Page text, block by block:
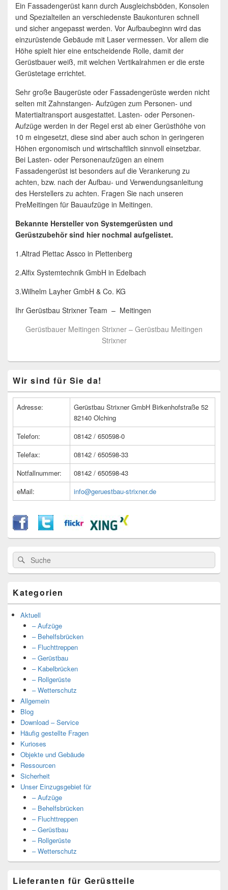
Ein Fassadengerüst kann durch Ausgleichsböden, Konsolen
und Spezialteilen an verschiedenste Baukonturen schnell
und sicher angepasst werden. Vor Aufbaubeginn wird das
einzurüstende Gebäude mit Laser vermessen. Vor allem die
Höhe spielt hier eine entscheidende Rolle, damit der
Gerüstbauer weiß, mit welchen Vertikalrahmen er die erste
Gerüstetage errichtet.
Sehr große Baugerüste oder Fassadengerüste werden nicht
selten mit Zahnstangen- Aufzügen zum Personen- und
Matertialtransport ausgestattet. Lasten- oder Personen-
Aufzüge werden in der Regel erst ab einer Gerüsthöhe von
10 m eingesetzt, diese sind aber auch schon in geringeren
Höhen ergonomisch und wirtschaftlich sinnvoll einsetzbar.
Bei Lasten- oder Personenaufzügen an einem
Fassadengerüst ist besonders auf die Verankerung zu
achten, bzw. nach der Aufbau- und Verwendungsanleitung
des Herstellers zu achten. Fragen Sie nach unseren
PreMeitingen für Bauaufzüge in Meitingen.
Bekannte Hersteller von Systemgerüsten und
Gerüstzubehör sind hier nochmal aufgelistet.
1.Altrad Plettac Assco in Plettenberg
2.Alfix Systemtechnik GmbH in Edelbach
3.Wilhelm Layher GmbH & Co. KG
Ihr Gerüstbau Strixner Team – Meitingen
Gerüstbauer Meitingen Strixner – Gerüstbau Meitingen
Strixner
Seitenleisten
Widget-
Wir sind für Sie da!
Adresse:
Gerüstbau Strixner GmbH Birkenhofstraße 52
82140 Olching
Telefon:
08142 / 650598-0
Telefax:
08142 / 650598-33
Notfallnummer:
08142 / 650598-43
eMail:
info@geruestbau-strixner.de
Suche
nach:
Suche
Kategorien
Aktuell
– Aufzüge
– Behelfsbrücken
– Fluchttreppen
– Gerüstbau
– Kabelbrücken
– Rollgerüste
– Wetterschutz
Allgemein
Blog
Download – Service
Häufig gestellte Fragen
Kurioses
Objekte und Gebäude
Ressourcen
Sicherheit
Unser Einzugsgebiet für
– Aufzüge
– Behelfsbrücken
– Fluchttreppen
– Gerüstbau
– Rollgerüste
– Wetterschutz
Lieferanten für Gerüstteile